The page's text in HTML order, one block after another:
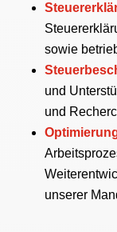
sowie
und
und
unserer